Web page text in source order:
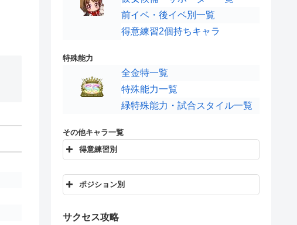
前イベ・後イベ別一覧
得意練習2個持ちキャラ
特殊能力
全金特一覧
特殊能力一覧
緑特殊能力・試合スタイル一覧
その他キャラ一覧
得意練習別
フィジカル練習
ポジション別
DFキャラ
サクセス攻略